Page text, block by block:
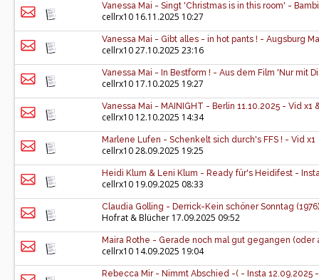
Vanessa Mai - Singt 'Christmas is in this room' -
cellrx10 16.11.2025 10:27
Vanessa Mai - Gibt alles - in hot pants ! - Augsburg
cellrx1027.10.2025 23:16
Vanessa Mai - In Bestform ! - Aus dem Film 'Nur mit
cellrx10 17.10.2025 19:27
Vanessa Mai - MAINIGHT - Berlin 11.10.2025 - Vid x1
cellrx10 12.10.2025 14:34
Marlene Lufen - Schenkelt sich durch's FFS ! - Vid x1
cellrx1028.09.2025 19:25
Heidi Klum & Leni Klum - Ready für's Heidifest -
cellrx10 19.09.2025 08:33
Claudia Golling - Derrick-Kein schöner Sonntag (1976)
Hofrat & Blücher 17.09.2025 09:52
Maira Rothe - Gerade noch mal gut gegangen (oder
cellrx10 14.09.2025 19:04
Rebecca Mir - Nimmt Abschied -( - Insta 12.09.2025